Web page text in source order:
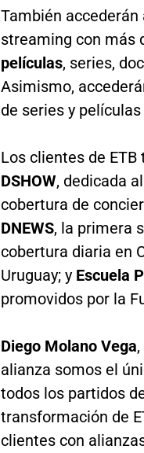
También accederán
streaming con más
películas, series,
Asimismo,
de series y
Los clientes de
DSHOW, dedicada
cobertura de
DNEWS, la primera
cobertura diaria en
Uruguay; y Escuela
promovidos por la
Diego Molano Vega
alianza somos el
todos los partidos
transformación de
clientes con